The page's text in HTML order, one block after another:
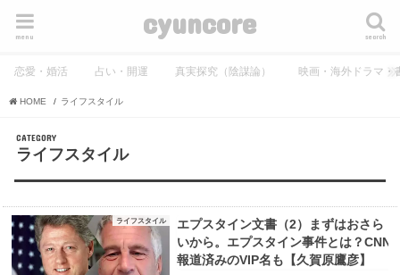
cyuncore search
menu
恋愛・婚活 占い・開運 真実探究（陰謀論） 映画・海外ドラマ・
HOME ライフスタイル
ライフスタイル
ライフスタイル
エプスタイン文書（2）まずはおさら
いから。エプスタイン事件とは？CNN
報道済みのVIP名も【久賀原鷹彦】